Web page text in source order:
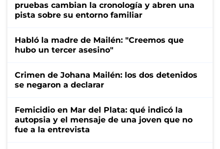
pruebas cambian la cronología y abren una
pista sobre su entorno familiar
Habló la madre de Mailén: "Creemos que
hubo un tercer asesino"
Crimen de Johana Mailén: los dos detenidos
se negaron a declarar
Femicidio en Mar del Plata: qué indicó la
autopsia y el mensaje de una joven que no
fue a la entrevista